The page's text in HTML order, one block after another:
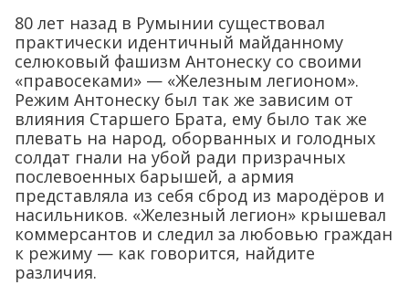
80 лет назад в Румынии существовал
практически идентичный майданному
селюковый фашизм Антонеску со своими
«правосеками» — «Железным легионом».
Режим Антонеску был так же зависим от
влияния Старшего Брата, ему было так же
плевать на народ, оборванных и голодных
солдат гнали на убой ради призрачных
послевоенных барышей, а армия
представляла из себя сброд из мародёров и
насильников. «Железный легион» крышевал
коммерсантов и следил за любовью граждан
к режиму — как говорится, найдите
различия.